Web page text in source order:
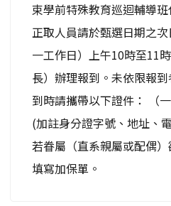
束學前特殊教育巡迴輔導
正取人員請於甄選日期之
一工作日）上午10時至11
長）辦理報到。未依限報
到時請攜帶以下證件： （
(加註身分證字號、地址、
若眷屬（直系親屬或配偶
填寫加保單。